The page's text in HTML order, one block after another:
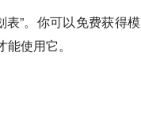
”。你可以免费获得模
使用它。